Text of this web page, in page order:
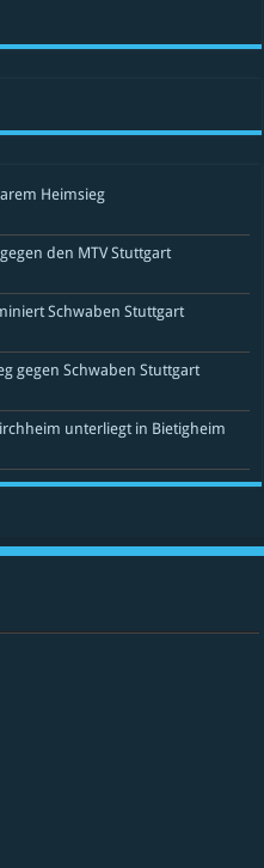
Heimsieg
den MTV Stuttgart
Schwaben Stuttgart
gegen Schwaben Stuttgart
unterliegt in Bietigheim